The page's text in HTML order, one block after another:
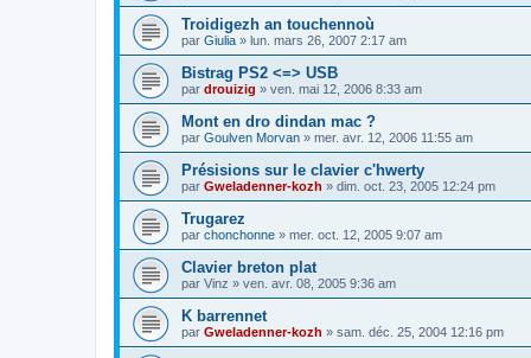
Troidigezh an touchennoù
par Giulia » lun. mars 26, 2007 2:17 am
Bistrag PS2 <=> USB
par drouizig » ven. mai 12, 2006 8:33 am
Mont en dro dindan mac ?
par Goulven Morvan » mer. avr. 12, 2006 11:55 am
Présisions sur le clavier c'hwerty
par Gweladenner-kozh » dim. oct. 23, 2005 12:24 pm
Trugarez
par chonchonne » mer. oct. 12, 2005 9:07 am
Clavier breton plat
par Vinz » ven. avr. 08, 2005 9:36 am
K barrennet
par Gweladenner-kozh » sam. déc. 25, 2004 12:16 pm